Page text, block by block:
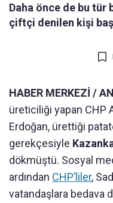
Daha önce de bu tür
çiftçi denilen kişi
HABER MERKEZİ /
üreticiliği yapan CHP
Erdoğan, ürettiği
gerekçesiyle
dökmüştü. Sosyal
ardından CHP’liler,
vatandaşlara bedava